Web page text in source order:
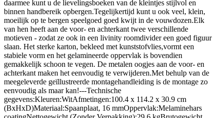
daarmee kunt u de lievelingsboeken van de kleintjes stijlvol en
binnen handbereik opbergen.Tegelijkertijd kunt u ook veel, klein,
moeilijk op te bergen speelgoed goed kwijt in de vouwdozen.Elk
van hen heeft aan de voor- en achterkant twee verschillende
motieven - zodat ze ook in een livinity roomdivider een goed figuur
slaan. Het sterke karton, bekleed met kunststofvlies,vormt een
stabiele vorm en het gelamineerde oppervlak is bovendien
gemakkelijk schoon te vegen. De metalen oogjes aan de voor- en
achterkant maken het eenvoudig te verwijderen.Met behulp van de
meegeleverde geïllustreerde montagehandleiding is de montage zo
eenvoudig als maar kan!---Technische
gegevens:Kleuren:WitAfmetingen:100.4 x 114.2 x 30.9 cm
(BxHxD)Materiaal:Spaanplaat, 16 mmOppervlak:Melaminehars